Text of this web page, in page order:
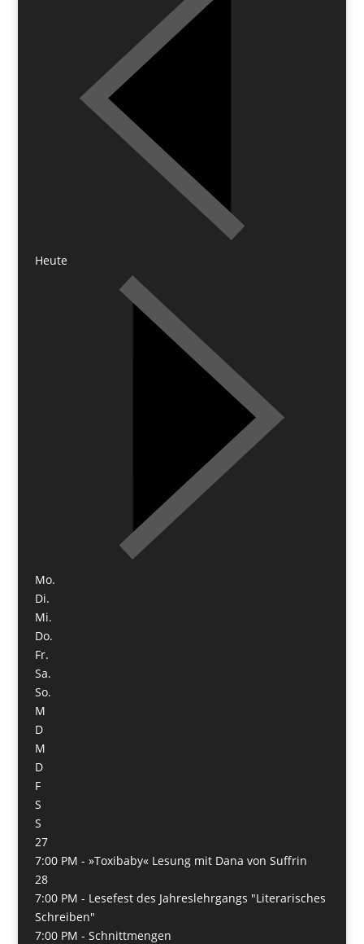
Heute
Mo.
Di.
Mi.
Do.
Fr.
Sa.
So.
M
D
M
D
F
S
S
27
7:00 PM - »Toxibaby« Lesung mit Dana von Suffrin
28
7:00 PM - Lesefest des Jahreslehrgangs "Literarisches
Schreiben"
7:00 PM - Schnittmengen